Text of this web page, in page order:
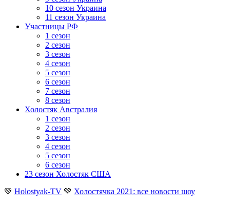
10 сезон Украина
11 сезон Украина
Участницы РФ
1 сезон
2 сезон
3 сезон
4 сезон
5 сезон
6 сезон
7 сезон
8 сезон
Холостяк Австралия
1 сезон
2 сезон
3 сезон
4 сезон
5 сезон
6 сезон
23 сезон Холостяк США
💚 Holostyak-TV 💚 Холостячка 2021: все новости шоу